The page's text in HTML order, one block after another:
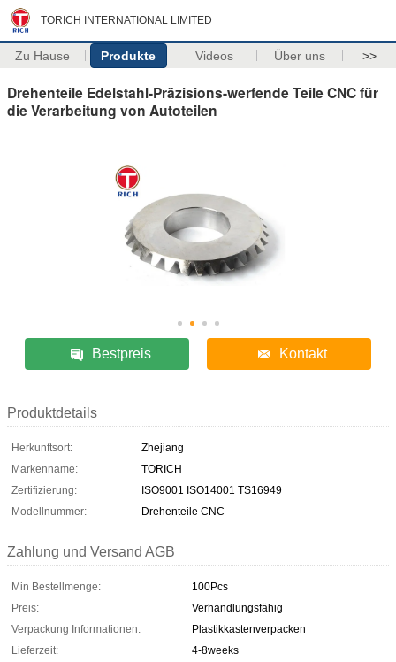
TORICH INTERNATIONAL LIMITED
Zu Hause Produkte Videos Über uns >>
Drehenteile Edelstahl-Präzisions-werfende Teile CNC für
die Verarbeitung von Autoteilen
Bestpreis Kontakt
Produktdetails
Herkunftsort:
Zhejiang
Markenname:
TORICH
Zertifizierung:
ISO9001 ISO14001 TS16949
Modellnummer:
Drehenteile CNC
Zahlung und Versand AGB
Min Bestellmenge:
100Pcs
Preis:
Verhandlungsfähig
Verpackung Informationen:
Plastikkastenverpacken
Lieferzeit:
4-8weeks